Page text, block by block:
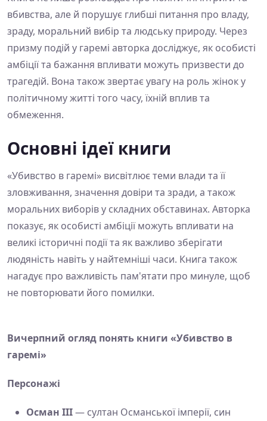
вбивства, але й порушує глибші питання про владу,
зраду, моральний вибір та людську природу. Через
призму подій у гаремі авторка досліджує, як особисті
амбіції та бажання впливати можуть призвести до
трагедій. Вона також звертає увагу на роль жінок у
політичному житті того часу, їхній вплив та
обмеження.
Основні ідеї книги
«Убивство в гаремі» висвітлює теми влади та її
зловживання, значення довіри та зради, а також
моральних виборів у складних обставинах. Авторка
показує, як особисті амбіції можуть впливати на
великі історичні події та як важливо зберігати
людяність навіть у найтемніші часи. Книга також
нагадує про важливість пам'ятати про минуле, щоб
не повторювати його помилки.
Вичерпний огляд понять книги «Убивство в
гаремі»
Персонажі
Осман ІІІ— султан Османської імперії, син